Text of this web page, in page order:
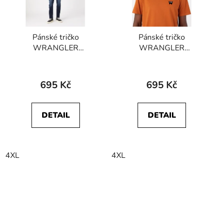
Pánské tričko
WRANGLER
695 Kč
DETAIL
4XL
Pánské tričko
WRANGLER
Brown
695 Kč
DETAIL
4XL